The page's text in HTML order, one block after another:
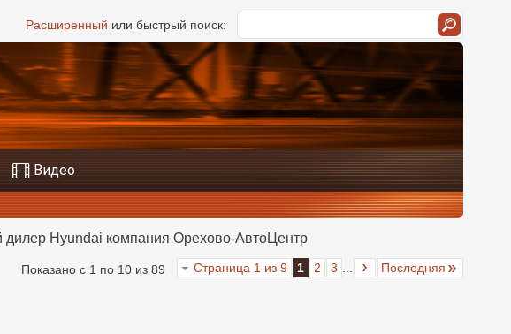
Расширенный или быстрый поиск:
Видео
Hyundai компания Орехово-АвтоЦентр
Страница 1 из 9 1 2 3 Последняя
Показано с 1 по 10 из 89